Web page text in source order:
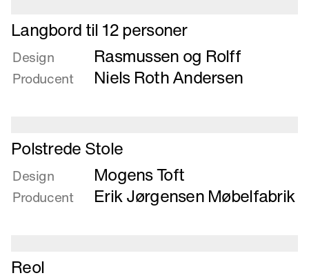
Læs
mere
om
Langbord
til
Langbord til 12 personer
Design Rasmussen og Rolff
Producent Niels Roth Andersen
Læs
mere
om
Polstrede
Stole
Polstrede Stole
Design Mogens Toft
Producent Erik Jørgensen Møbelfabrik
Læs
mere
Reol